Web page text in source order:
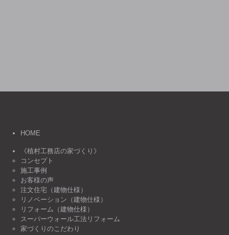
HOME
《植村工務店の家づくり》
コンセプト
施工事例
お客様の声
注文住宅（建物仕様）
リノベーション（建物仕様）
リフォーム（建物仕様）
スーパーウォール工法リフォーム
家づくりのこだわり